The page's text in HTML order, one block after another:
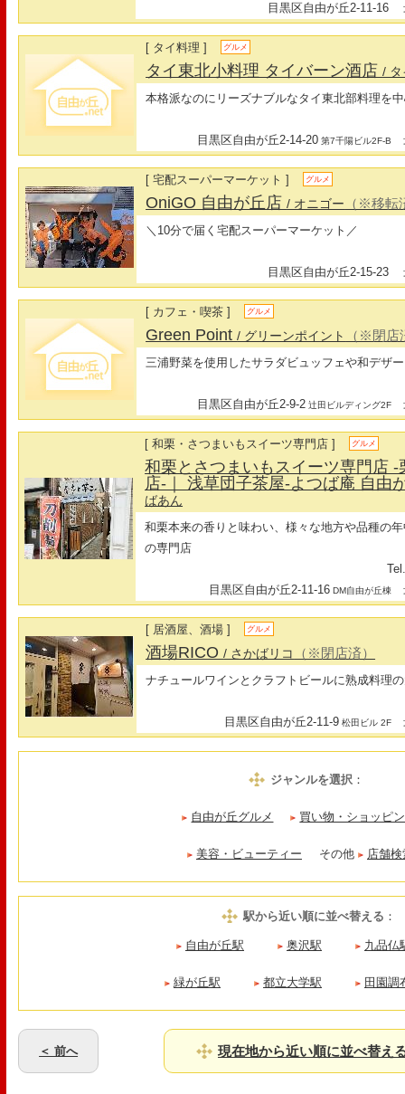
目黒区自由が丘2-11-16
[ タイ料理 ] グルメ
タイ東北小料理 タイバーン酒店/ タ
本格派なのにリーズナブルなタイ東北部料理を
目黒区自由が丘2-14-20 第7千陽ビル2F-B
[ 宅配スーパーマーケット ] グルメ
OniGO 自由が丘店/ オニゴー （※移転
＼10分で届く宅配スーパーマーケット／
目黒区自由が丘2-15-23
[ カフェ・喫茶 ] グルメ
Green Point/ グリーンポイント （※閉店
三浦野菜を使用したサラダビュッフェや和デザ
目黒区自由が丘2-9-2 辻田ビルディング2F
[ 和栗・さつまいもスイーツ専門店 ] グルメ
和栗とさつまいもスイーツ専門店
店-｜ 浅草団子茶屋-よつば庵 自由
ばあん
和栗本来の香りと味わい、様々な地方や品種の
の専門店
目黒区自由が丘2-11-16 DM自由が丘棟
[ 居酒屋、酒場 ] グルメ
酒場RICO/ さかばリコ （※閉店済）
ナチュールワインとクラフトビールに熟成料理
目黒区自由が丘2-11-9 松田ビル 2F
ジャンルを選択：
自由が丘グルメ 買い物・ショッピ
美容・ビューティー その他 店舗
駅から近い順に並べ替える ：
自由が丘駅 奥沢駅 九品仏
緑が丘駅 都立大学駅 田園調
＜ 前へ 現在地から近い順に並べ替え